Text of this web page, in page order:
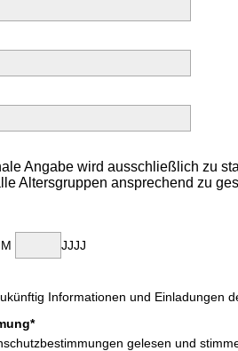
Angabe wird ausschließlich zu
Altersgruppen ansprechend zu
JJJJ
Informationen und Einladungen
gelesen und